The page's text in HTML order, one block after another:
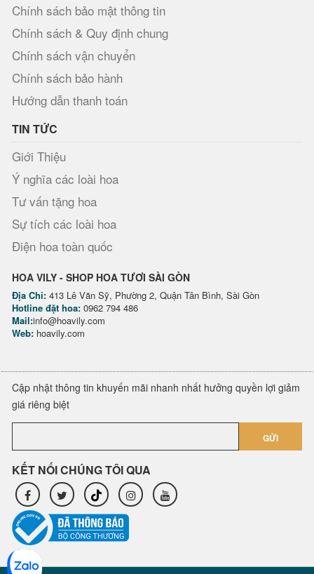
Chính sách bảo mật thông tin
Chính sách & Quy định chung
Chính sách vận chuyển
Chính sách bảo hành
Hướng dẫn thanh toán
TIN TỨC
Giới Thiệu
Ý nghĩa các loài hoa
Tư vấn tặng hoa
Sự tích các loài hoa
Điện hoa toàn quốc
HOA VILY - SHOP HOA TƯƠI SÀI GÒN
Địa Chỉ: 413 Lê Văn Sỹ, Phường 2, Quận Tân Bình, Sài Gòn
Hotline đặt hoa: 0962 794 486
Mail:info@hoavily.com
Web: hoavily.com
Cập nhật thông tin khuyến mãi nhanh nhất hưởng quyền lợi giảm
giá riêng biệt
GỬI
KẾT NỐI CHÚNG TÔI QUA